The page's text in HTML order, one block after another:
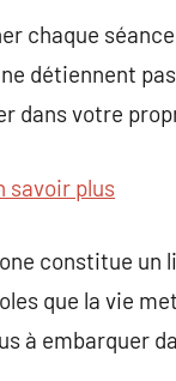
chaque
détiennent
dans votre
savoir plus
constitue un
que la vie
à embarquer